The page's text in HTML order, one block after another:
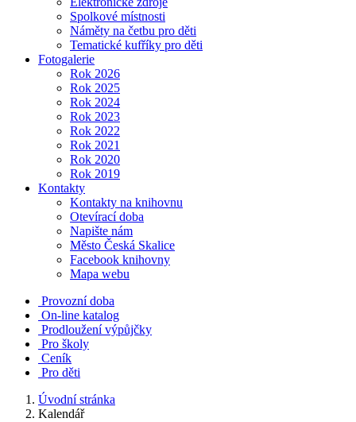
Spolkové místnosti
Náměty na četbu pro děti
Tematické kufříky pro děti
Fotogalerie
Rok 2026
Rok 2025
Rok 2024
Rok 2023
Rok 2022
Rok 2021
Rok 2020
Rok 2019
Kontakty
Kontakty na knihovnu
Otevírací doba
Napište nám
Město Česká Skalice
Facebook knihovny
Mapa webu
Provozní doba
On-line katalog
Prodloužení výpůjčky
Pro školy
Ceník
Pro děti
Úvodní stránka
Kalendář